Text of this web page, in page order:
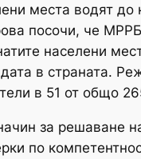
места водят до
посочи, че
населени
в страната.
в 51 от общо
за решаване
по